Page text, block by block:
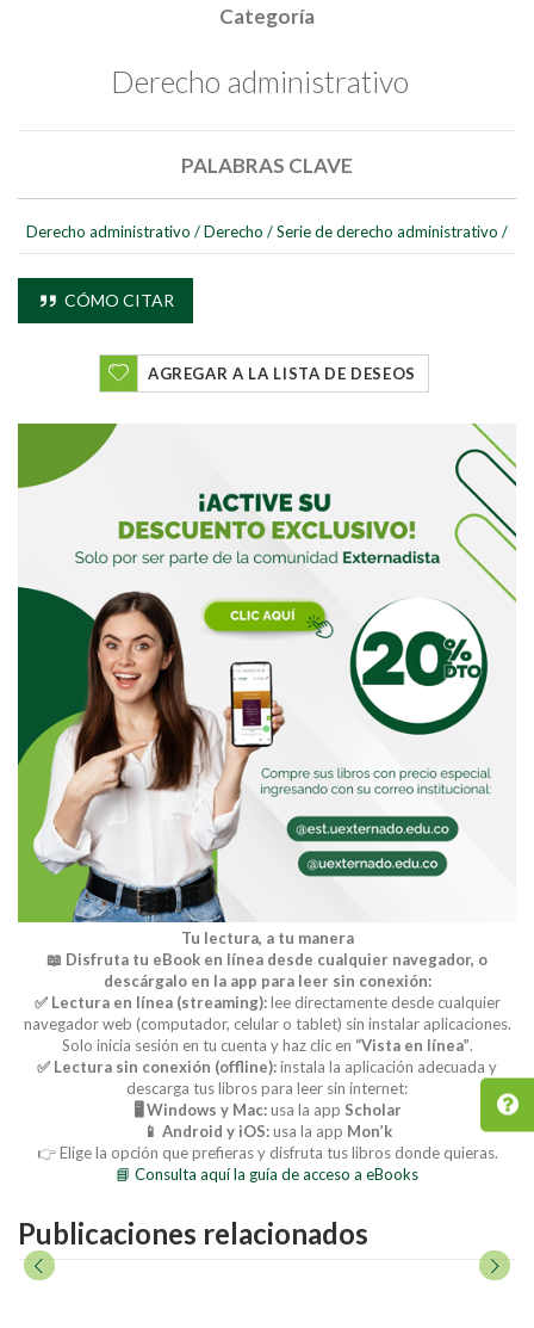
Buscar
Categoría
Derecho administrativo
PALABRAS CLAVE
Derecho administrativo /Derecho /Serie de derecho administrativo /
CÓMO CITAR
AGREGAR A LA LISTA DE DESEOS
Tu lectura, a tu manera
📖 Disfruta tu eBook en línea desde cualquier navegador, o
descárgalo en la app para leer sin conexión:
✅ Lectura en línea (streaming):lee directamente desde cualquier
navegador web (computador, celular o tablet) sin instalar aplicaciones.
Solo inicia sesión en tu cuenta y haz clic en “Vista en línea”.
✅ Lectura sin conexión (offline):instala la aplicación adecuada y
descarga tus libros para leer sin internet:
🖥️ Windows y Mac:usa la app Scholar
📱 Android y iOS:usa la app Mon’k
👉 Elige la opción que prefieras y disfruta tus libros donde quieras.
📘 Consulta aquí la guía de acceso a eBooks
Publicaciones relacionados